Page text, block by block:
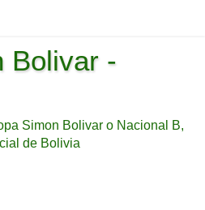
Bolivar -
Simon Bolivar o Nacional B,
de Bolivia